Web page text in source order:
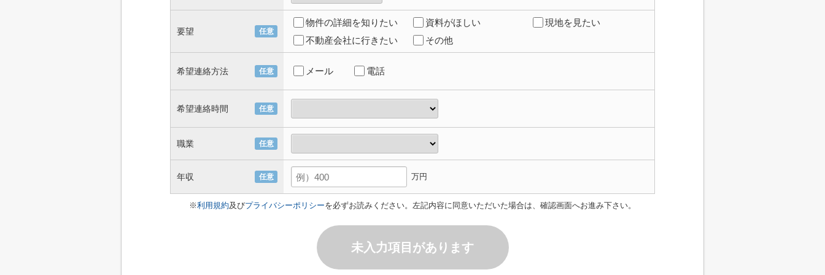
要望 任意
物件の詳細を知りたい 資料がほしい
現地を見たい
不動産会社に行きたい
その他
希望連絡方法 任意 メール 電話
希望連絡時間 任意
職業 任意
年収 任意 万円
※利用規約及びプライバシーポリシーを必ずお読みください。左記内容に同意いただいた場合は、確認画面へお進み下さい。
未入力項目があります